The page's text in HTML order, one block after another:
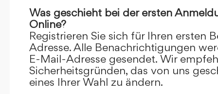
Was geschieht bei der ersten
Online?
Registrieren Sie sich für Ihren ersten
Adresse. Alle Benachrichtigungen
E-Mail-Adresse gesendet. Wir
Sicherheitsgründen, das von uns
eines Ihrer Wahl zu ändern.